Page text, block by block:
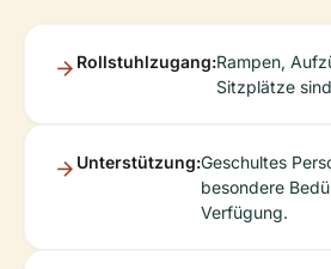
Rollstuhlzugang:Rampen,
Sitzplätze
Unterstützung:Geschultes
besondere
Verfügung.